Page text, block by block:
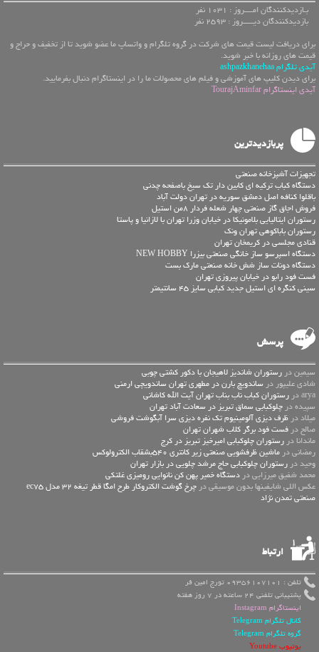
بـازدیدکنندگان امــــروز : 1031 نفر
بازدیدکنندگان دیـــــروز : 2593 نفر
برای دریافت لیست قیمت های شرکت در گروه تلگرام و واتساپ ما عضو شوید تا از تخفیف و حراج و
قیمت های روزانه با خبر شوید.
آیدی تلگرام ashpazkhanehaa
برای دیدن کلیپ های آموزشی و فیلم های محصولات ما را در اینستاگرام دنبال بفرمایید.
آیدی اینستاگرام TourajAminfar
پربازدیدترین
تجهیزات آشپزخانه صنعتی
دستگاه کباب ترکیه ای کابین دار تک سیخ باصفحه چدنی
باقلوا کنافه اصل دمشق سوریه در تهران دولت آباد
فروش اجاق گاز صنعتی چهار شعله فردار 8من استیل
رستوران ایتالیایی بلامونیکا در خیابان وزرا تهران با لازانیا و پاستا
رستوران باباکوهی تهران ونک
قنادی مجلسی در کریمخان تهران
دستگاه اسپرسو ساز خانگی صنعتی بیزرا NEW HOBBY
دستگاه دونات ساز شش خانه صنعتی مارک بست
فست فود رابو در خیابان پیروزی تهران
سینی کنگره ای استیل جدید کبابی سایز 45 سانتیمتر
پرسش
سیمین در رستوران شاندیز لاهیجان با دکور کشتی چوبی
شادی علیپور در ساندویچ بارن در مطهری تهران ساندویچی ارمنی
arya در
رستوران کباب ناب بناب تهران آیت الله کاشانی
سپیده در چلوکبابی سماق تبریز در سعادت آباد تهران
میلاد در ظرف دیزی آلومینیوم تک نفره دیزی سرا آبگوشت فروشی
صالح در فست فود برگر کلاب شهران تهران
ماندانا در رستوران چلوکبابی امیرخیز تبریز در کرج
رمضانی در ماشین ظرفشویی صنعتی زیر کانتری 540بشقاب الکترولوکس
وحید در رستوران چلوکبابی حاج مرشد چلویی در بازار تهران
محمد شفیق میرزایی در دستگاه خمیر پهن کن نانوایی رومیزی غلتکی
عكس اللي شايفينها بدون موسيقى در
چرخ گوشت الکتروکار طرح امگا قطر تیغه 32 مدل ec75
صنعتی تمدن نژاد
ارتباط
تلفن : 09356107101 تورج امین فر
پشتیبانی تلفنی 24 ساعته در 7 روز هفته
اینستاگرام Instagram
کانال تلگرام Telegram
گروه تلگرام Telegram
یوتیوب Youtube